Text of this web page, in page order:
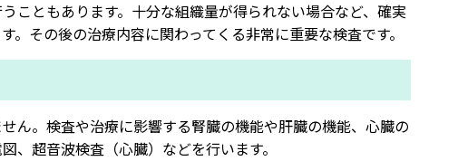
こともあります。十分な組織量が得られない場合など、確実
その後の治療内容に関わってくる非常に重要な検査です。
ん。検査や治療に影響する腎臓の機能や肝臓の機能、心臓の
、超音波検査（心臓）などを行います。